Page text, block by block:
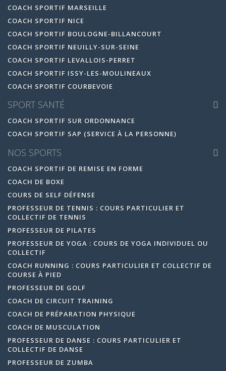
COACH SPORTIF MARSEILLE
COACH SPORTIF NICE
COACH SPORTIF BOULOGNE-BILLANCOURT
COACH SPORTIF NEUILLY-SUR-SEINE
COACH SPORTIF LEVALLOIS-PERRET
COACH SPORTIF ISSY-LES-MOULINEAUX
COACH SPORTIF COURBEVOIE
SPORT SANTÉ
COACH SPORTIF SUR ORDONNANCE
COACH SPORTIF SAP (SERVICE À LA PERSONNE)
NOS SPORTS
COACH SPORTIF DE REMISE EN FORME
COACH DE BOXE
COURS DE SELF DÉFENSE
PROFESSEUR DE TENNIS : COURS PARTICULIER ET
COLLECTIF DE TENNIS
PROFESSEUR DE PILATES
PROFESSEUR DE YOGA : COURS DE YOGA INDIVIDUEL OU
COLLECTIF
COACH RUNNING : COURS PARTICULIER ET COLLECTIF DE
COURSE À PIED
PROFESSEUR DE GOLF
COACH DE CIRCUIT TRAINING
COACH DE PRÉPARATION PHYSIQUE
COACH DE MUSCULATION
PROFESSEUR DE DANSE : COURS PARTICULIER ET
COLLECTIF DE DANSE
PROFESSEUR DE ZUMBA